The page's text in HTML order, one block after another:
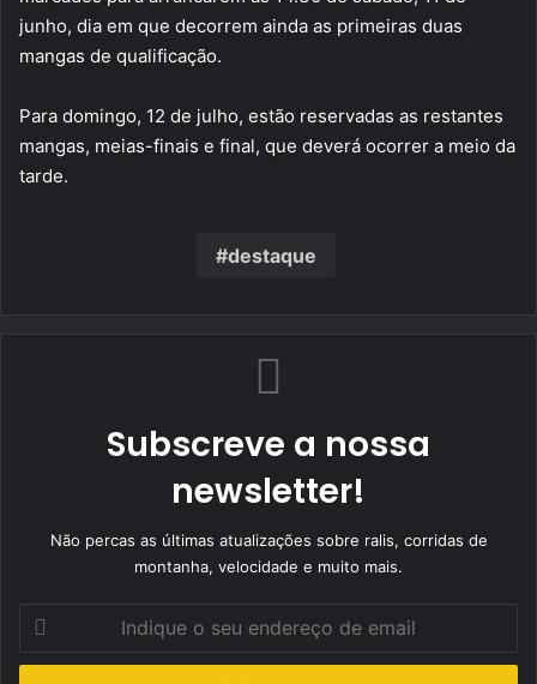
junho, dia em que decorrem ainda as primeiras duas
mangas de qualificação.
Para domingo, 12 de julho, estão reservadas as restantes
mangas, meias-finais e final, que deverá ocorrer a meio da
tarde.
destaque
Subscreve a nossa
newsletter!
Não percas as últimas atualizações sobre ralis, corridas de
montanha, velocidade e muito mais.
seu